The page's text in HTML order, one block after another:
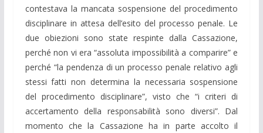
contestava la mancata sospensione del procedimento
disciplinare in attesa dell’esito del processo penale. Le
due obiezioni sono state respinte dalla Cassazione,
perché non vi era “assoluta impossibilità a comparire” e
perché “la pendenza di un processo penale relativo agli
stessi fatti non determina la necessaria sospensione
del procedimento disciplinare”, visto che “i criteri di
accertamento della responsabilità sono diversi”. Dal
momento che la Cassazione ha in parte accolto il